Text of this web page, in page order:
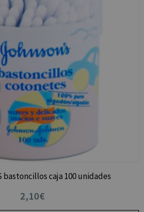
bastoncillos caja 100 unidades
2,10€